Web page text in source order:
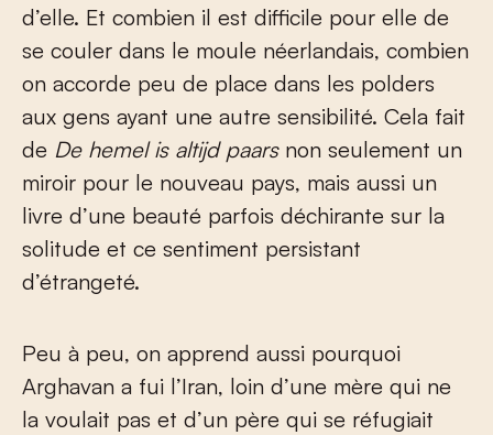
d’elle. Et combien il est difficile pour elle de
se couler dans le moule néerlandais, combien
on accorde peu de place dans les polders
aux gens ayant une autre sensibilité. Cela fait
de De hemel is altijd paars non seulement un
miroir pour le nouveau pays, mais aussi un
livre d’une beauté parfois déchirante sur la
solitude et ce sentiment persistant
d’étrangeté.
Peu à peu, on apprend aussi pourquoi
Arghavan a fui l’Iran, loin d’une mère qui ne
la voulait pas et d’un père qui se réfugiait